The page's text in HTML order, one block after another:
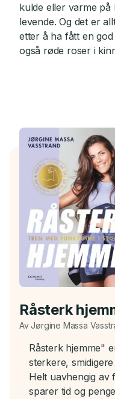
kulde eller varme
levende. Og det er
etter å ha fått en
også røde roser i
Råsterk
Av Jørgine Massa
Råsterk hjemme"
sterkere,
Helt uavhengig av
sparer tid og